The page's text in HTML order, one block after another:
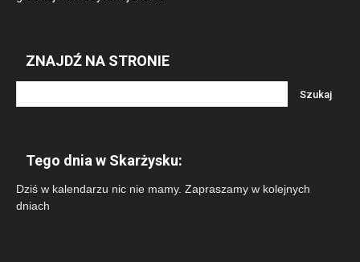
ZNAJDŹ NA STRONIE
Tego dnia w Skarżysku:
Dziś w kalendarzu nic nie mamy. Zapraszamy w kolejnych
dniach